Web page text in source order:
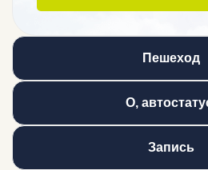
Пешеход
Но скоро все изменится!
О,
Лучшая автошкола РФ!Запись